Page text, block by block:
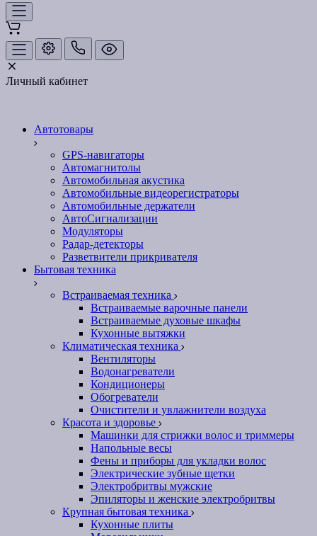
Личный кабинет
Автотовары
GPS-навигаторы
Автомагнитолы
Автомобильная акустика
Автомобильные видеорегистраторы
Автомобильные держатели
АвтоСигнализации
Модуляторы
Радар-детекторы
Разветвители прикривателя
Бытовая техника
Встраиваемая техника
Встраиваемые варочные панели
Встраиваемые духовые шкафы
Кухонные вытяжки
Климатическая техника
Вентиляторы
Водонагреватели
Кондиционеры
Обогреватели
Очистители и увлажнители воздуха
Красота и здоровье
Машинки для стрижки волос и триммеры
Напольные весы
Фены и приборы для укладки волос
Электрические зубные щетки
Электробритвы мужские
Эпиляторы и женские электробритвы
Крупная бытовая техника
Кухонные плиты